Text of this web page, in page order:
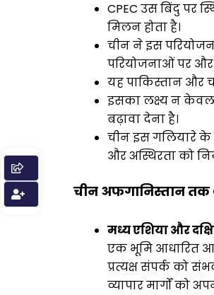
CPEC उस बिंदु पर
मिलन होता है।
चीन ने इस
परियोजनाओं पर
यह पाकिस्तान और
इसका लक्ष्य न केवल
बढ़ावा देना है।
चीन इस गलियारे
और अस्थिरता को
चीन अफगानिस्तान तक
मध्य एशिया और
एक भूमि आधारित
प्रत्यक्ष संपर्क को
व्यापार मार्गों को